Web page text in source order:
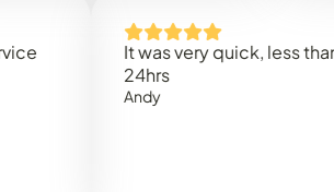
It was very quick, less than